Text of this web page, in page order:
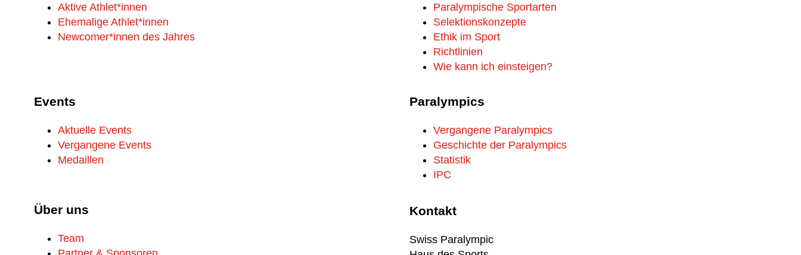
Aktive Athlet*innen
Ehemalige Athlet*innen
Newcomer*innen des Jahres
Paralympische Sportarten
Selektionskonzepte
Ethik im Sport
Richtlinien
Wie kann ich einsteigen?
Events
Aktuelle Events
Vergangene Events
Medaillen
Paralympics
Vergangene Paralympics
Geschichte der Paralympics
Statistik
IPC
Über uns
Team
Kontakt
Swiss Paralympic